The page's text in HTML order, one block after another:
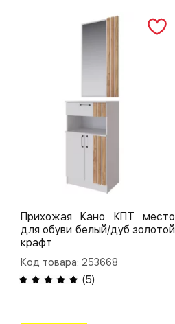
Прихожая Кано КПТ место
для обуви белый/дуб золотой
крафт
Код товара: 253668
(5)